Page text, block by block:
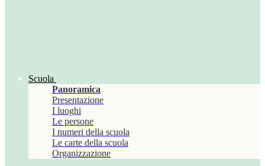
Scuola
Panoramica
Presentazione
I luoghi
Le persone
I numeri della scuola
Le carte della scuola
Organizzazione